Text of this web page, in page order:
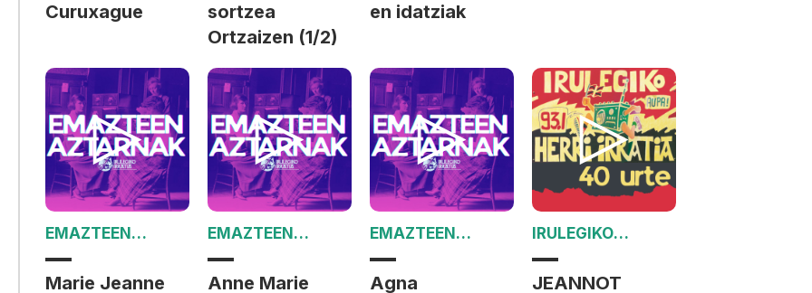
Curuxague
sortzea
Ortzaizen (1/2)
en idatziak
EMAZTEEN
AZTARNAK
Marie Jeanne
EMAZTEEN
AZTARNAK
Anne Marie
EMAZTEEN
AZTARNAK
Agna
IRULEGIKO
IRRATIAK 40 URTE
JEANNOT